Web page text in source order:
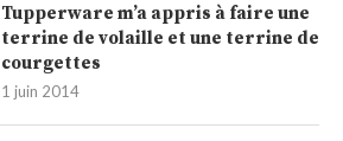
Tupperware m’a appris à faire une
terrine de volaille et une terrine de
courgettes
1 juin 2014